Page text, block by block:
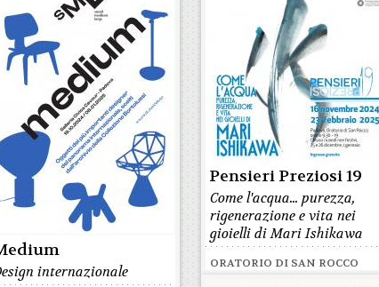
internazionale
Pensieri Preziosi 19
Come l'acqua... purezza,
rigenerazione e vita nei
gioielli di Mari Ishikawa
ORATORIO DI SAN ROCCO